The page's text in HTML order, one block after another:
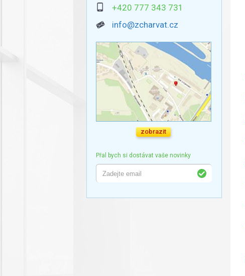
+420 777 343 731
info@zcharvat.cz
zobrazit
Přal bych si dostávat vaše novinky